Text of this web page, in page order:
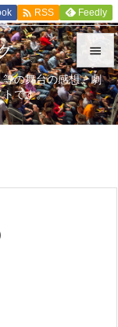


メニュ

 RSS Feedly
の舞台の感想、劇
です。